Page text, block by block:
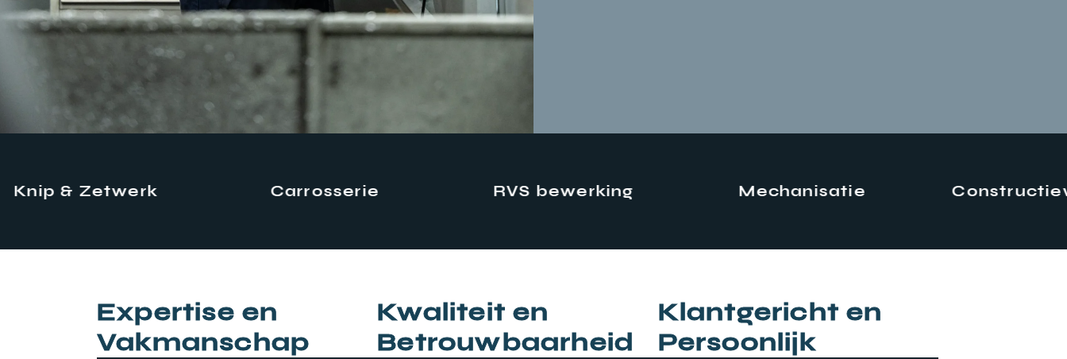
& Zetwerk Carrosserie RVS bewerking Mechanisatie
Expertise en
Vakmanschap
Kwaliteit en
Betrouwbaarheid
Klantgericht en
Persoonlijk